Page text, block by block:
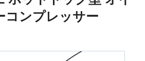
コンプレッサー